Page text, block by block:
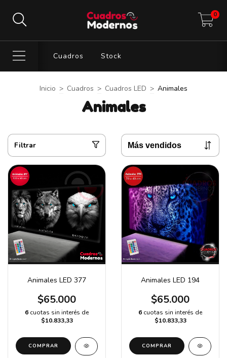
0
Cuadros Stock
Inicio > Cuadros > Cuadros LED > Animales
Animales
Filtrar
Animales LED 377
$65.000
6 cuotas sin interés de
$10.833,33
COMPRAR
Animales LED 194
$65.000
6 cuotas sin interés de
$10.833,33
COMPRAR